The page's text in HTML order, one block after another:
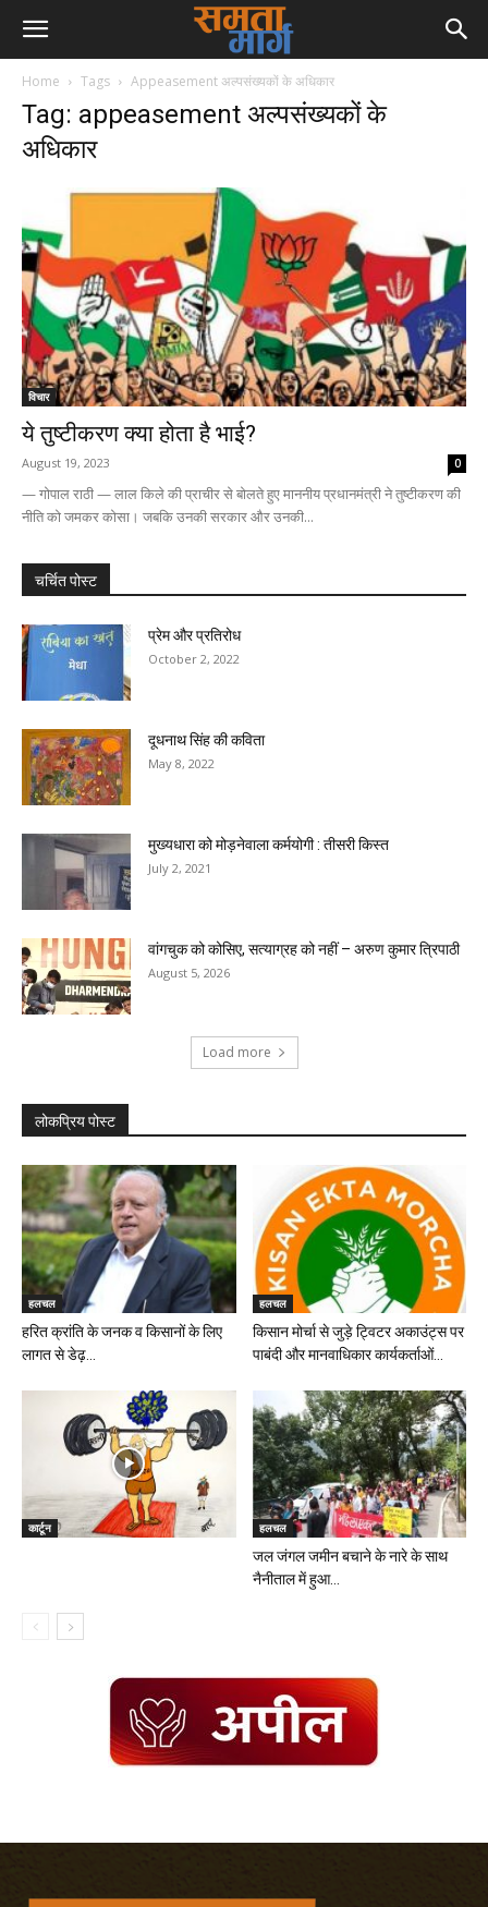
Home Tags Appeasement अल्पसंख्यकों के अधिकार
Tag: appeasement अल्पसंख्यकों के
अधिकार
विचार
ये तुष्टीकरण क्या होता है भाई?
August 19, 2023 0
— गोपाल राठी — लाल किले की प्राचीर से बोलते हुए माननीय प्रधानमंत्री ने तुष्टीकरण की
नीति को जमकर कोसा। जबकि उनकी सरकार और उनकी...
चर्चित पोस्ट
प्रेम और प्रतिरोध
October 2, 2022
दूधनाथ सिंह की कविता
May 8, 2022
मुख्यधारा को मोड़नेवाला कर्मयोगी : तीसरी किस्त
July 2, 2021
वांगचुक को कोसिए, सत्याग्रह को नहीं – अरुण कुमार त्रिपाठी
August 5, 2026
Load more
लोकप्रिय पोस्ट
हलचल
हरित क्रांति के जनक व किसानों के लिए
लागत से डेढ़...
हलचल
किसान मोर्चा से जुड़े ट्विटर अकाउंट्स पर
पाबंदी और मानवाधिकार कार्यकर्ताओं...
कार्टून हलचल
जल जंगल जमीन बचाने के नारे के साथ
नैनीताल में हुआ...